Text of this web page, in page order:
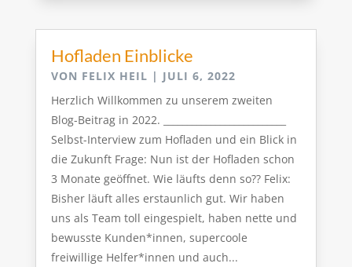
Hofladen Einblicke
VON FELIX HEIL | JULI 6, 2022
Herzlich Willkommen zu unserem zweiten
Blog-Beitrag in 2022. __________________________
Selbst-Interview zum Hofladen und ein Blick in
die Zukunft Frage: Nun ist der Hofladen schon
3 Monate geöffnet. Wie läufts denn so?? Felix:
Bisher läuft alles erstaunlich gut. Wir haben
uns als Team toll eingespielt, haben nette und
bewusste Kunden*innen, supercoole
freiwillige Helfer*innen und auch...